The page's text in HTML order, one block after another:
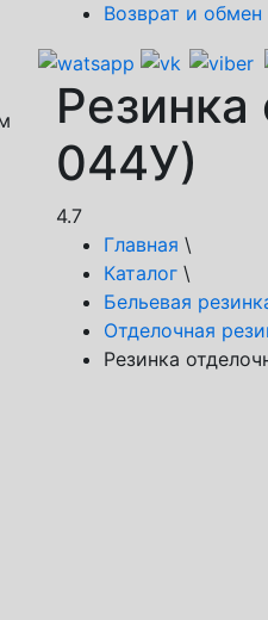
Возврат и обмен
044У)
4.7
Главная \
Каталог \
Бельевая
Отделочная
Резинка